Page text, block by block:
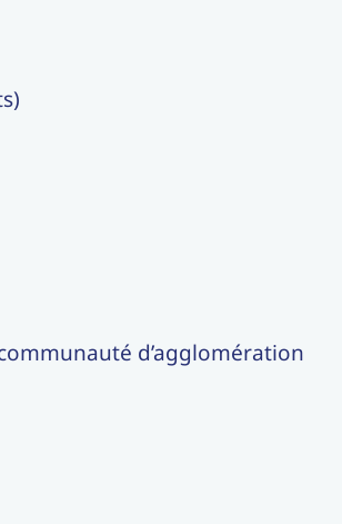
d’agglomération